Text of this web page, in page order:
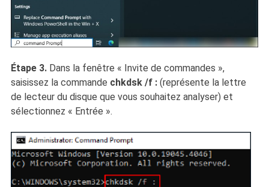
Étape 3.Dans la fenêtre « Invite de commandes »,
saisissez la commande chkdsk /f :(représente la lettre
de lecteur du disque que vous souhaitez analyser) et
sélectionnez « Entrée ».